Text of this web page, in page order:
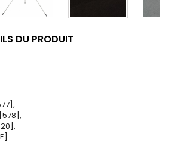
DU PRODUIT